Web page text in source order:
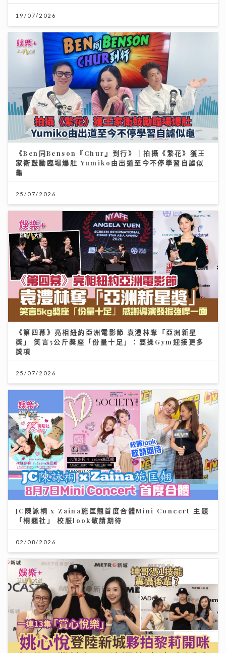
19/07/2026
《Ben同Benson『Chur』到行》｜拍攝《繁花》獲王
家衛鼓勵臨場爆肚 Yumiko由出道至今不停學習自謔似
龜
25/07/2026
《第四幕》亮相紐約亞洲電影節 袁澧林奪「亞洲新星
獎」 笑言5公斤獎座「份量十足」：要操Gym迎接更多
獎項
25/07/2026
JC陳詠桐 x Zaina施匡翹首度合體Mini Concert 主題
「桐翹社」 校服look敬請期待
02/08/2026